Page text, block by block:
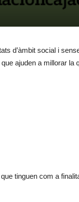
d’àmbit social i
ajuden a millorar
tinguen com a